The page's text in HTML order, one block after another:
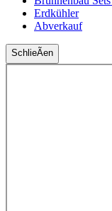
Erdkühler
Abverkauf
SchlieÃen